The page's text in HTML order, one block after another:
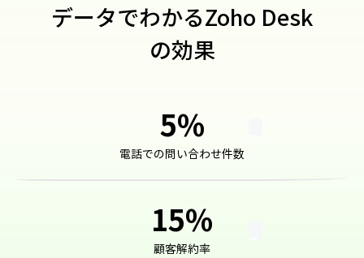
データでわかるZoho Desk
の効果
5%
電話での問い合わせ件数
15%
顧客解約率